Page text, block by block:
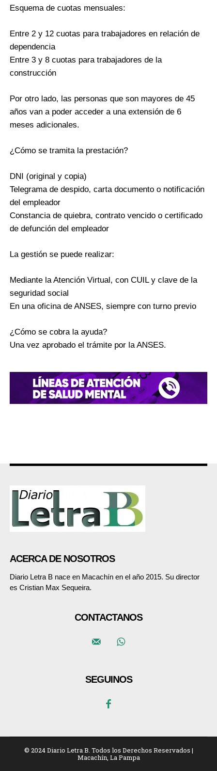
Esquema de cuotas mensuales:
Entre 2 y 12 cuotas para trabajadores en relación de
dependencia
Entre 3 y 8 cuotas para trabajadores de la
construcción
Por otro lado, las personas que son mayores de 45
años van a poder acceder a una extensión de 6
meses adicionales.
¿Cómo se tramita la prestación?
DNI (original y copia)
Telegrama de despido, carta documento o notificación
del empleador
Constancia de quiebra, contrato vencido o certificado
de defunción del empleador
La gestión se puede realizar:
Mediante la Atención Virtual, con CUIL y clave de la
seguridad social
En una oficina de ANSES, siempre con turno previo
¿Cómo se cobra la ayuda?
Una vez aprobado el trámite por la ANSES.
ACERCA DE NOSOTROS
Diario Letra B nace en Macachín en el año 2015. Su director
es Cristian Max Sequeira.
CONTACTANOS
SEGUINOS
© 2024 Diario Letra B. Todos los Derechos Reservados |
Macachín, La Pampa